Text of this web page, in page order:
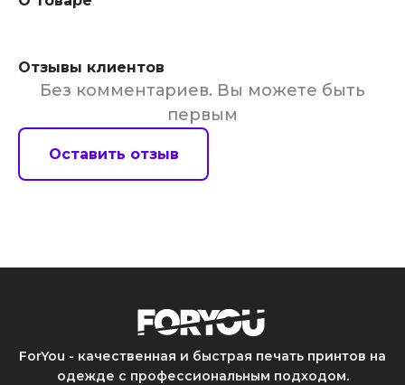
Отзывы клиентов
Без комментариев. Вы можете быть
первым
Оставить отзыв
ForYou - качественная и быстрая печать принтов на
одежде с профессиональным подходом.